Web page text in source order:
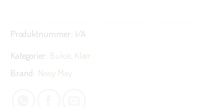
Produktnummer: I/A
Kategorier: Bukse Klær
Brand: Noisy May